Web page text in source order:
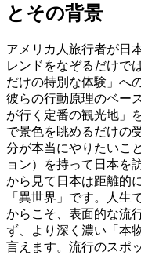
とその背景
アメリカ人旅行者が日
レンドをなぞるだけで
だけの特別な体験」へ
彼らの行動原理のベー
が行く定番の観光地」
で景色を眺めるだけの
分が本当にやりたいこ
ョン）を持って日本を
から見て日本は距離的
「異世界」です。人生
からこそ、表面的な流
ず、より深く濃い「本
言えます。流行のスポ